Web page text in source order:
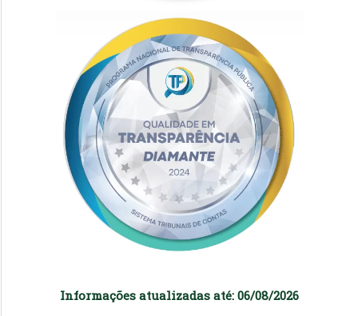
Informações atualizadas até: 06/08/2026